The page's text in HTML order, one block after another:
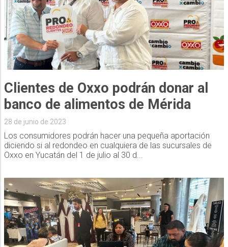
Clientes de Oxxo podrán donar al
banco de alimentos de Mérida
28 de junio de 2023
Los consumidores podrán hacer una pequeña aportación
diciendo si al redondeo en cualquiera de las sucursales de
Oxxo en Yucatán del 1 de julio al 30 d...